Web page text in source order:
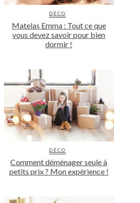
DÉCO
Matelas Emma : Tout ce que
vous devez savoir pour bien
dormir !
DÉCO
Comment déménager seule à
petits prix ? Mon expérience !